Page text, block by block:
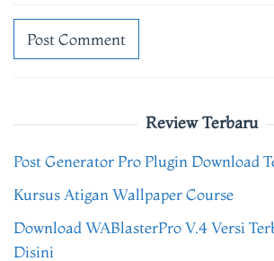
Review Terbaru
Post Generator Pro Plugin Download
Kursus Atigan Wallpaper Course
Download WABlasterPro V.4 Versi
Disini